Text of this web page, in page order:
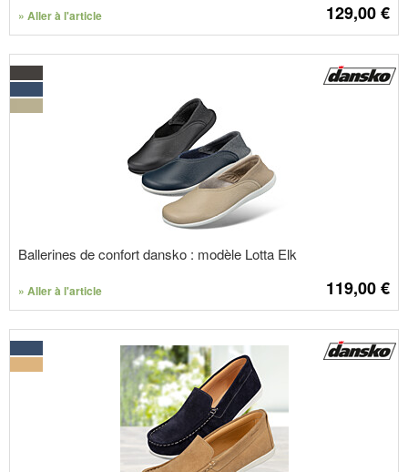
» Aller à l'article 129,00€
Ballerines de confort dansko : modèle Lotta Elk
» Aller à l'article 119,00€